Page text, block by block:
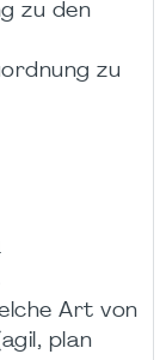
zu den
zu
Art von
plan